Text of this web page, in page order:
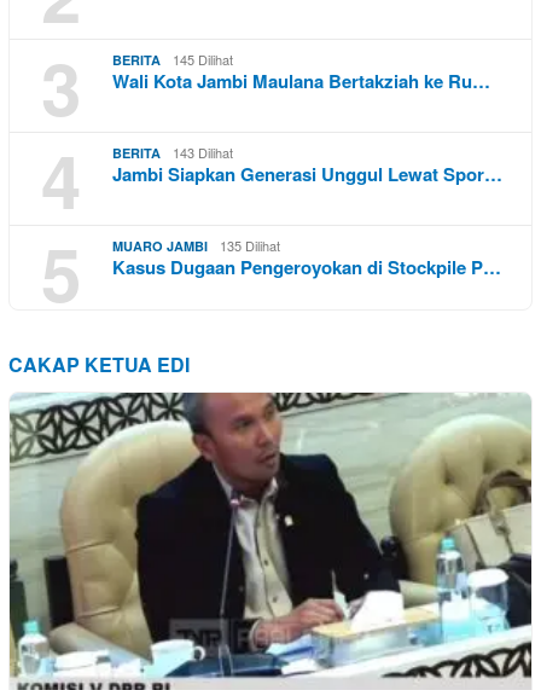
3 BERITA 145 Dilihat
Wali Kota Jambi Maulana Bertakziah ke Ru…
4 BERITA 143 Dilihat
Jambi Siapkan Generasi Unggul Lewat Spor…
5 MUARO JAMBI 135 Dilihat
Kasus Dugaan Pengeroyokan di Stockpile P…
CAKAP KETUA EDI